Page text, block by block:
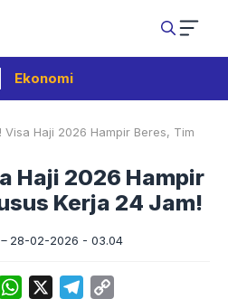
Ekonomi
Visa Haji 2026 Hampir Beres, Tim
Haji 2026 Hampir
Kerja 24 Jam!
28-02-2026 - 03.04
TwitterWhatsApp Telegram